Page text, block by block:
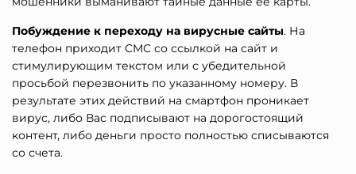
Побуждение к переходу на вирусные сайты. На
телефон приходит СМС со ссылкой на сайт и
стимулирующим текстом или с убедительной
просьбой перезвонить по указанному номеру. В
результате этих действий на смартфон проникает
вирус, либо Вас подписывают на дорогостоящий
контент, либо деньги просто полностью списываются
со счета.